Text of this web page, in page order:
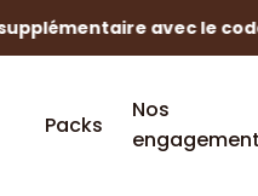
avec le
Packs
Nos